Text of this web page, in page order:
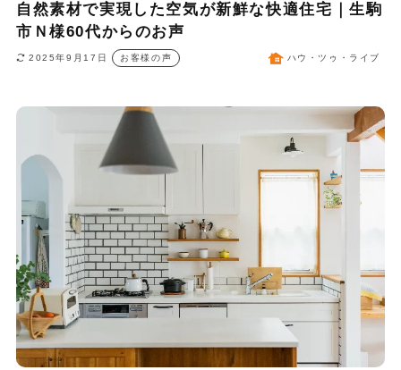
自然素材で実現した空気が新鮮な快適住宅｜生駒
市Ｎ様60代からのお声
2025年9月17日 お客様の声 ハウ・ツゥ・ライブ